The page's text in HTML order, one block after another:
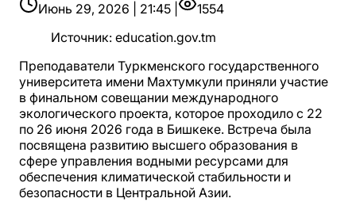
Июнь 29, 2026 | 21:45 |
1554
Источник: education.gov.tm
Преподаватели Туркменского государственного
университета имени Махтумкули приняли участие
в финальном совещании международного
экологического проекта, которое проходило с 22
по 26 июня 2026 года в Бишкеке. Встреча была
посвящена развитию высшего образования в
сфере управления водными ресурсами для
обеспечения климатической стабильности и
безопасности в Центральной Азии.